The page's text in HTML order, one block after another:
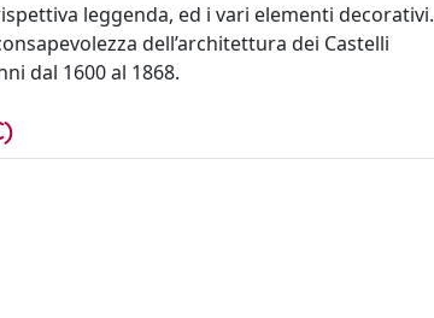
leggenda, ed i vari elementi decorativi.
dell’architettura dei Castelli
dal 1600 al 1868.